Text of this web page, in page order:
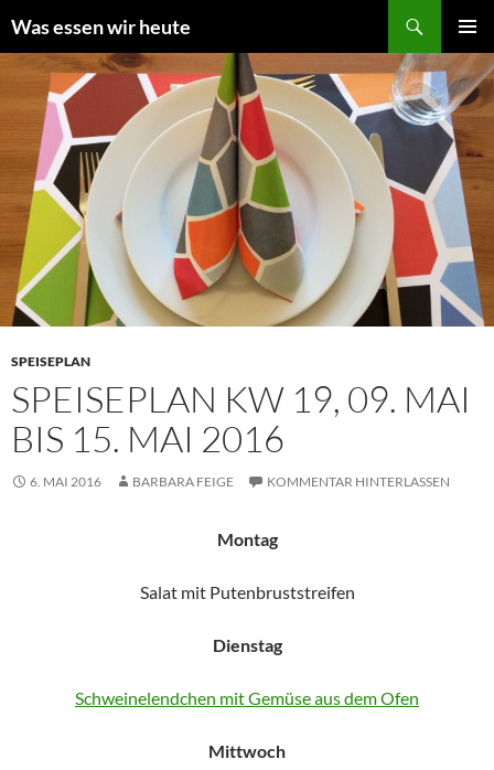
Inhalt
springen
Was essen wir heute
MENÜ
SPEISEPLAN
SPEISEPLAN KW 19, 09. MAI
BIS 15. MAI 2016
6. MAI 2016 BARBARA FEIGE KOMMENTAR HINTERLASSEN
Montag
Salat mit Putenbruststreifen
Dienstag
Schweinelendchen mit Gemüse aus dem Ofen
Mittwoch